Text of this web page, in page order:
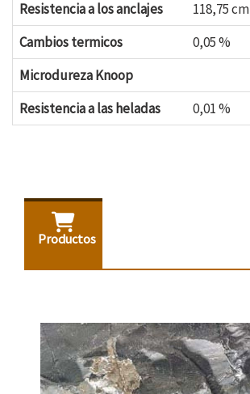
Resistencia a los anclajes
118,75 cm
Cambios termicos
0,05 %
Microdureza Knoop
Resistencia a las heladas
0,01 %
Productos